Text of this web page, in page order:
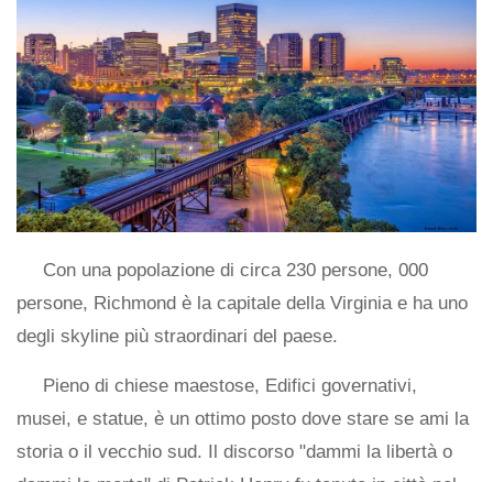
Con una popolazione di circa 230 persone, 000
persone, Richmond è la capitale della Virginia e ha uno
degli skyline più straordinari del paese.
Pieno di chiese maestose, Edifici governativi,
musei, e statue, è un ottimo posto dove stare se ami la
storia o il vecchio sud. Il discorso "dammi la libertà o